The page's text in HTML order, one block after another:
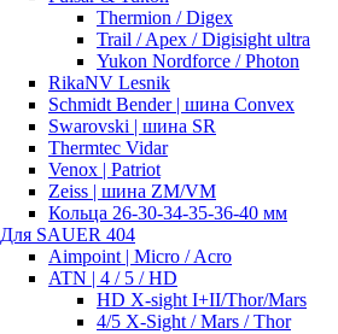
Thermion / Digex
Trail / Apex / Digisight ultra
Yukon Nordforce / Photon
RikaNV Lesnik
Schmidt Bender | шина Convex
Swarovski | шина SR
Thermtec Vidar
Venox | Patriot
Zeiss | шина ZM/VM
Кольца 26-30-34-35-36-40 мм
Для SAUER 404
Aimpoint | Micro / Acro
ATN | 4 / 5 / HD
HD X-sight I+II/Thor/Mars
4/5 X-Sight / Mars / Thor